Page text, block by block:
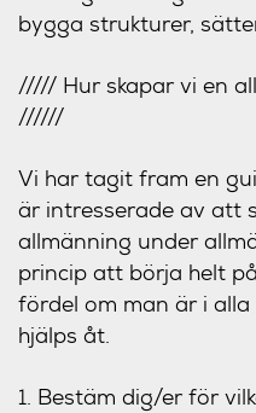
bygga strukturer,
///// Hur skapar vi en
//////
Vi har tagit fram en
är intresserade av att
allmänning under
princip att börja helt
fördel om man är i
hjälps åt.
1. Bestäm dig/er för